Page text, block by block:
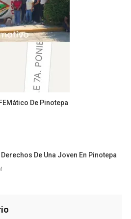
De Pinotepa
De Una Joven En Pinotepa